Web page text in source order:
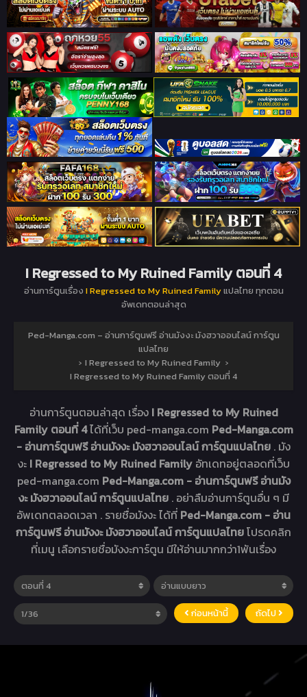
I Regressed to My Ruined Family ตอนที่ 4
อ่านการ์ตูนเรื่อง I Regressed to My Ruined Familyแปลไทย ทุกตอน
อัพเดทตอนล่าสุด
Ped-Manga.com – อ่านการ์ตูนฟรี อ่านมังงะ มังฮวาออนไลน์ การ์ตูน
แปลไทย
› I Regressed to My Ruined Family ›
I Regressed to My Ruined Family ตอนที่ 4
อ่านการ์ตูนตอนล่าสุด เรื่อง I Regressed to My Ruined
Family ตอนที่ 4ได้ที่เว็บ ped-manga.com Ped-Manga.com
- อ่านการ์ตูนฟรี อ่านมังงะ มังฮวาออนไลน์ การ์ตูนแปลไทย . มัง
งะ I Regressed to My Ruined Family อัทเดทอยู่ตลอดที่เว็บ
ped-manga.com Ped-Manga.com - อ่านการ์ตูนฟรี อ่านมัง
งะ มังฮวาออนไลน์ การ์ตูนแปลไทย . อย่าลืมอ่านการ์ตูนอื่น ๆ มี
อัพเดทตลอดเวลา . รายชื่อมังงะ ได้ที่ Ped-Manga.com - อ่าน
การ์ตูนฟรี อ่านมังงะ มังฮวาออนไลน์ การ์ตูนแปลไทยโปรดคลิก
ที่เมนู เลือกรายชื่อมังงะการ์ตูน มีให้อ่านมากกว่า1พันเรื่อง
ก่อนหน้านี้ ถัดไป